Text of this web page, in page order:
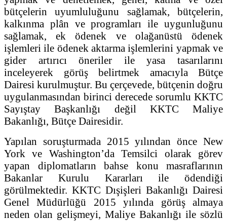
bütçelerin uyumluluğunu sağlamak, bütçelerin,
kalkınma plân ve programları ile uygunluğunu
sağlamak, ek ödenek ve olağanüstü ödenek
işlemleri ile ödenek aktarma işlemlerini yapmak ve
gider artırıcı öneriler ile yasa tasarılarını
inceleyerek görüş belirtmek amacıyla Bütçe
Dairesi kurulmuştur. Bu çerçevede, bütçenin doğru
uygulanmasından birinci derecede sorumlu KKTC
Sayıştay Başkanlığı değil KKTC Maliye
Bakanlığı, Bütçe Dairesidir.
Yapılan soruşturmada 2015 yılından önce New
York ve Washington’da Temsilci olarak görev
yapan diplomatların bahse konu masraflarının
Bakanlar Kurulu Kararları ile ödendiği
görülmektedir. KKTC Dışişleri Bakanlığı Dairesi
Genel Müdürlüğü 2015 yılında görüş almaya
neden olan gelişmeyi, Maliye Bakanlığı ile sözlü